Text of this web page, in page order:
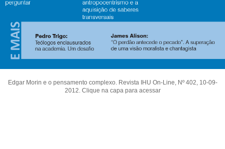
Edgar Morin e o pensamento complexo. Revista IHU On-Line, Nº 402, 10-09-
2012. Clique na capa para acessar